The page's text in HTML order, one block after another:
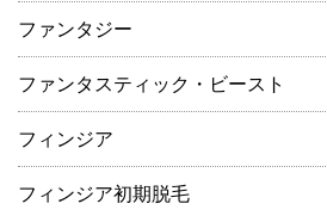
ファンタジー
ファンタスティック・ビースト
フィンジア
フィンジア初期脱毛